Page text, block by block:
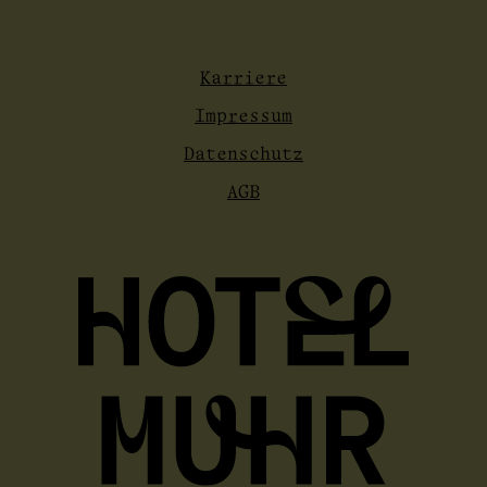
Karriere
Impressum
Datenschutz
AGB